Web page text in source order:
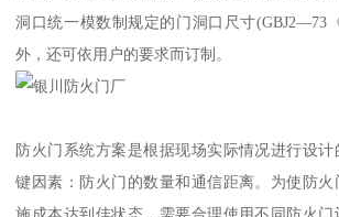
洞口统一模数制规定的门洞口尺寸(GBJ2—73
外，还可依用户的要求而订制。
防火门系统方案是根据现场实际情况进行设
键因素：防火门的数量和通信距离。为使防
施成本达到佳状态，需要合理使用不同防火